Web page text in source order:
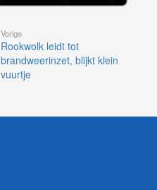
Vorige
Rookwolk leidt tot
brandweerinzet, blijkt klein
vuurtje